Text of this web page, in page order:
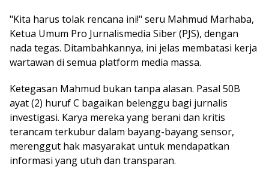
"Kita harus tolak rencana ini!" seru Mahmud Marhaba,
Ketua Umum Pro Jurnalismedia Siber (PJS), dengan
nada tegas. Ditambahkannya, ini jelas membatasi kerja
wartawan di semua platform media massa.
Ketegasan Mahmud bukan tanpa alasan. Pasal 50B
ayat (2) huruf C bagaikan belenggu bagi jurnalis
investigasi. Karya mereka yang berani dan kritis
terancam terkubur dalam bayang-bayang sensor,
merenggut hak masyarakat untuk mendapatkan
informasi yang utuh dan transparan.